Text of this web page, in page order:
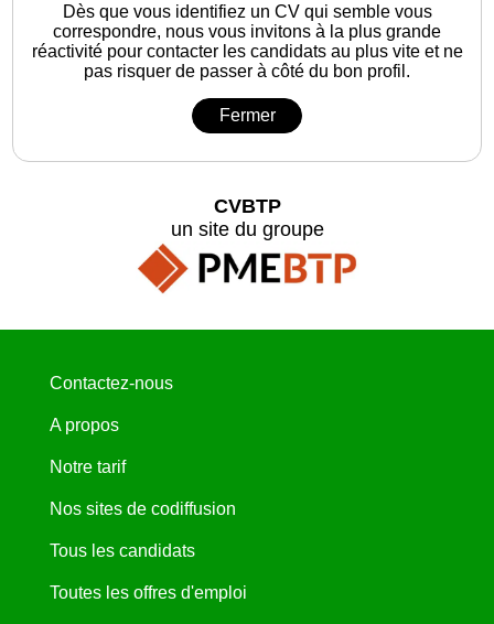
Dès que vous identifiez un CV qui semble vous
correspondre, nous vous invitons à la plus grande
réactivité pour contacter les candidats au plus vite et ne
pas risquer de passer à côté du bon profil.
Fermer
CVBTP
un site du groupe
Contactez-nous
A propos
Notre tarif
Nos sites de codiffusion
Tous les candidats
Toutes les offres d'emploi